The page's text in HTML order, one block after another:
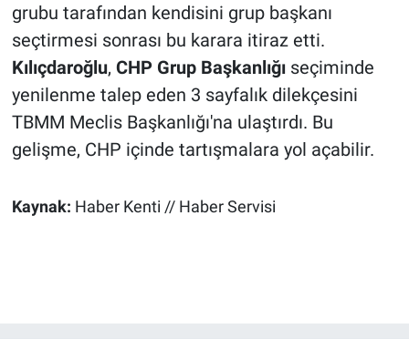
grubu tarafından kendisini grup başkanı
seçtirmesi sonrası bu karara itiraz etti.
Kılıçdaroğlu, CHP Grup Başkanlığıseçiminde
yenilenme talep eden 3 sayfalık dilekçesini
TBMM Meclis Başkanlığı'na ulaştırdı. Bu
gelişme, CHP içinde tartışmalara yol açabilir.
Kaynak: Haber Kenti // Haber Servisi